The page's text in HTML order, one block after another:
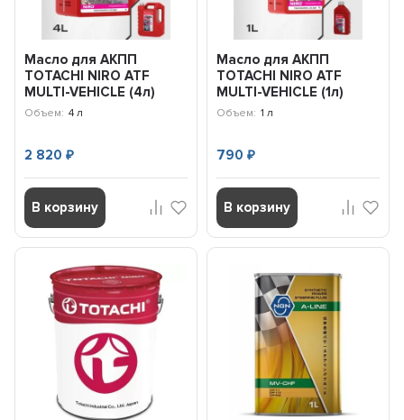
Масло для АКПП
TOTACHI NIRO ATF
MULTI-VEHICLE (4л)
22404
Объем: 4 л
2 820₽
В корзину
Масло для АКПП
TOTACHI NIRO ATF
MULTI-VEHICLE (1л)
22401
Объем: 1 л
790 ₽
В корзину